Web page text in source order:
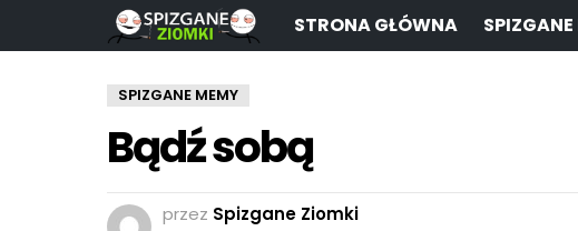
STRONA GŁÓWNA
SPIZGANE MEMY
Bądź sobą
przez Spizgane Ziomki